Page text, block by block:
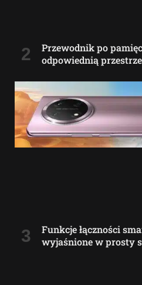
Przewodnik po
odpowiednią
Funkcje łączności
wyjaśnione w prosty